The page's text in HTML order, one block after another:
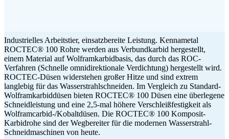
Industrielles Arbeitstier, einsatzbereite Leistung. Kennametal
ROCTEC® 100 Rohre werden aus Verbundkarbid hergestellt,
einem Material auf Wolframkarbidbasis, das durch das ROC-
Verfahren (Schnelle omnidirektionale Verdichtung) hergestellt wird.
ROCTEC-Düsen widerstehen großer Hitze und sind extrem
langlebig für das Wasserstrahlschneiden. Im Vergleich zu Standard-
Wolframkarbiddüsen bieten ROCTEC® 100 Düsen eine überlegene
Schneidleistung und eine 2,5-mal höhere Verschleißfestigkeit als
Wolframcarbid-/Kobaltdüsen. Die ROCTEC® 100 Komposit-
Karbidrohe sind der Wegbereiter für die modernen Wasserstrahl-
Schneidmaschinen von heute.